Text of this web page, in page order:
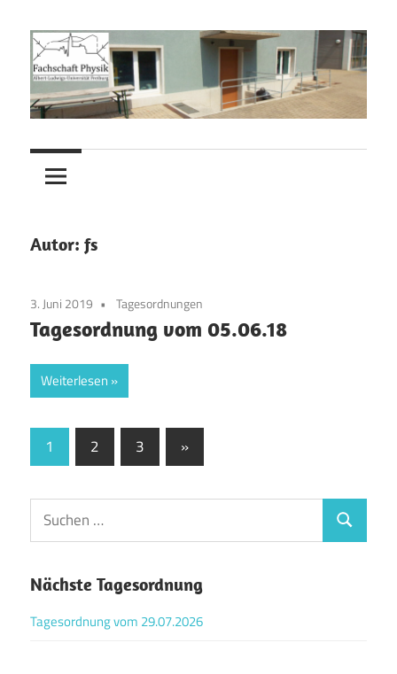
Inhalt
springen
Fachschaft
Physik
Fachschaft
Physik
Autor: fs
3. Juni 2019 Tagesordnungen
Tagesordnung vom 05.06.18
Weiterlesen
Beitragsnavigation
1 2 3
Nächste
Beiträge
»
Suchen
nach:
Suchen
Nächste Tagesordnung
Tagesordnung vom 29.07.2026